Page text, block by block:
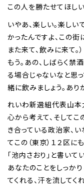
この人を勝たせてほし
いやあ、楽しい。楽しい
かったんですよ、この街
また来て、飲みに来て
もう。あの、しばらく禁
る場合じゃないなと思
緒に飲みましょう。あり
れいわ新選組代表山本
心から考えて、そして
き合っている政治家、い
てこの（東京）１２区
「池内さおり」と書いて
あなたのことをしっか
てくれる、汗を流して